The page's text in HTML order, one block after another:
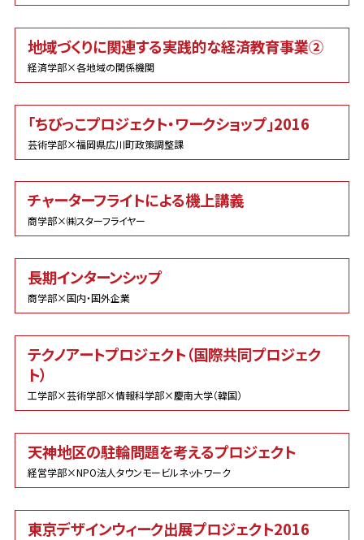
地域づくりに関連する実践的な経済教育事業②
経済学部×各地域の関係機関
「ちびっこプロジェクト・ワークショップ」2016
芸術学部×福岡県広川町政策調整課
チャーターフライトによる機上講義
商学部×㈱スターフライヤー
長期インターンシップ
商学部×国内・国外企業
テクノアートプロジェクト（国際共同プロジェク
ト）
工学部×芸術学部×情報科学部×慶南大学（韓国）
天神地区の駐輪問題を考えるプロジェクト
経営学部×NPO法人タウンモービルネットワーク
東京デザインウィーク出展プロジェクト2016